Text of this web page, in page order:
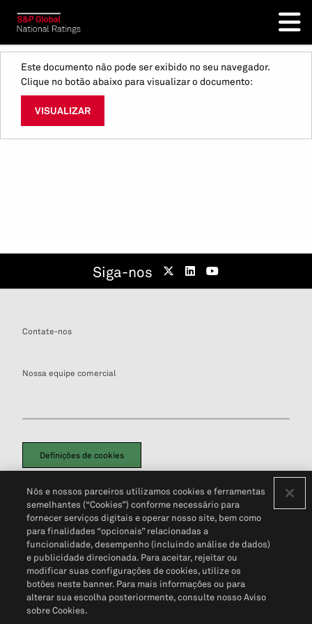
Este documento não pode ser exibido no seu navegador.
Clique no botão abaixo para visualizar o documento:
VISUALIZAR
Siga-nos
Contate-nos
Nossa equipe comercial
Definições de cookies
Política de PrivacidadePortal de privacidade do cliente (em inglês)
Não Venda Minhas Informações Pessoais© 2026 S&P Global
Nós e nossos parceiros utilizamos cookies e ferramentas
semelhantes (“Cookies”) conforme necessário para
fornecer serviços digitais e operar nosso site, bem como
para finalidades “opcionais” relacionadas a
funcionalidade, desempenho (incluindo análise de dados)
e publicidade direcionada. Para aceitar, rejeitar ou
modificar suas configurações de cookies, utilize os
botões neste banner. Para mais informações ou para
alterar sua escolha posteriormente, consulte nosso Aviso
sobre Cookies.